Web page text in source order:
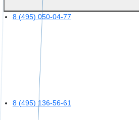
8 (495) 050-04-77
8 (495) 136-56-61